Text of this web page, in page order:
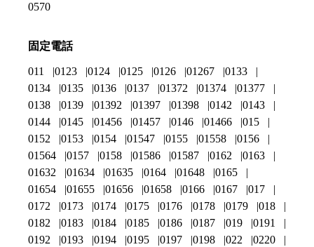
0570
固定電話
011 0123 0124 0125 0126 01267
0133
0134
0135 0136 0137 01372 01374
01377
0138
0139 01392 01397 01398 0142
0143
0144
0145 01456 01457 0146 01466
015
0152
0153 0154 01547 0155 01558
0156
01564
0157 0158 01586 01587 0162
0163
01632
01634 01635 0164 01648
0165
01654
01655 01656 01658 0166 0167
017
0172
0173 0174 0175 0176 0178 0179
018
0182
0183 0184 0185 0186 0187 019
0191
0192
0193 0194 0195 0197 0198 022 0220